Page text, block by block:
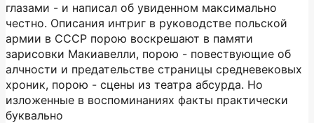
глазами - и написал об увиденном максимально
честно. Описания интриг в руководстве польской
армии в СССР порою воскрешают в памяти
зарисовки Макиавелли, порою - повествующие об
алчности и предательстве страницы средневековых
хроник, порою - сцены из театра абсурда. Но
изложенные в воспоминаниях факты практически
буквально